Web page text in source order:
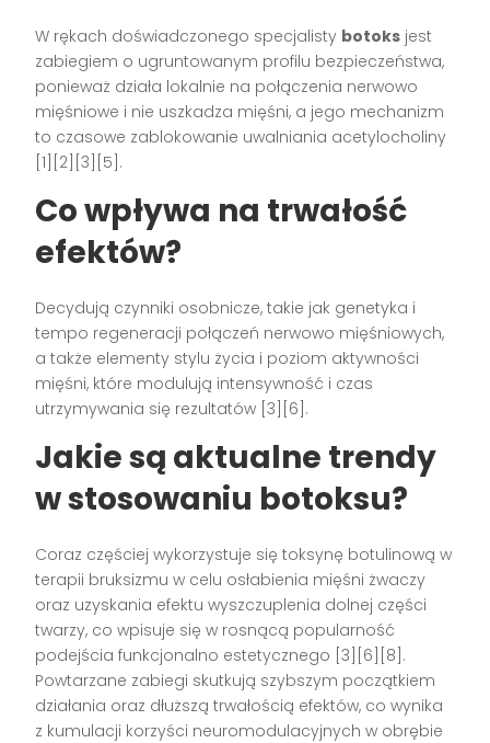
W rękach doświadczonego specjalisty botoks jest
zabiegiem o ugruntowanym profilu bezpieczeństwa,
ponieważ działa lokalnie na połączenia nerwowo
mięśniowe i nie uszkadza mięśni, a jego mechanizm
to czasowe zablokowanie uwalniania acetylocholiny
[1][2][3][5].
Co wpływa na trwałość
efektów?
Decydują czynniki osobnicze, takie jak genetyka i
tempo regeneracji połączeń nerwowo mięśniowych,
a także elementy stylu życia i poziom aktywności
mięśni, które modulują intensywność i czas
utrzymywania się rezultatów [3][6].
Jakie są aktualne trendy
w stosowaniu botoksu?
Coraz częściej wykorzystuje się toksynę botulinową w
terapii bruksizmu w celu osłabienia mięśni żwaczy
oraz uzyskania efektu wyszczuplenia dolnej części
twarzy, co wpisuje się w rosnącą popularność
podejścia funkcjonalno estetycznego [3][6][8].
Powtarzane zabiegi skutkują szybszym początkiem
działania oraz dłuższą trwałością efektów, co wynika
z kumulacji korzyści neuromodulacyjnych w obrębie